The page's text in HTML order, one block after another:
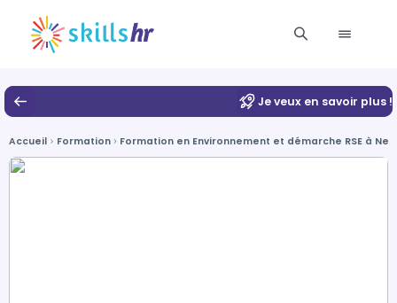
Je veux en savoir plus !
Accueil Formation Formation en Environnement et démarche RSE à